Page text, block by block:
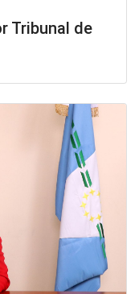
Tribunal de